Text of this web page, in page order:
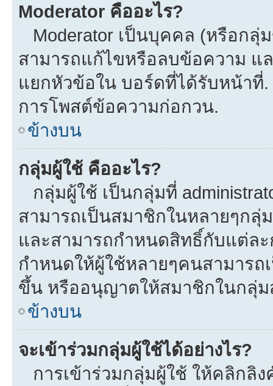
Moderator คืออะไร?
Moderator เป็นบุคคล (หรือก
สามารถแก้ไขหรือลบข้อความ แ
แยกหัวข้อใน บอร์ดที่ได้รับหน้าที่.
การโพสต์ข้อความก่อกวน.
ข้างบน
กลุ่มผู้ใช้ คืออะไร?
กลุ่มผู้ใช้ เป็นกลุ่มที่
สามารถเป็นสมาชิกในหลายๆก
และสามารถกำหนดสิทธิ์กับแต่ละ
กำหนดให้ผู้ใช้หลายๆคนสามารถ
ขึ้น หรืออนุญาตให้สมาชิกในกลุ่ม
ข้างบน
จะเข้าร่วมกลุ่มผู้ใช้ได้อย่างไร?
การเข้าร่วมกลุ่มผู้ใช้ ให้คลิกลิ